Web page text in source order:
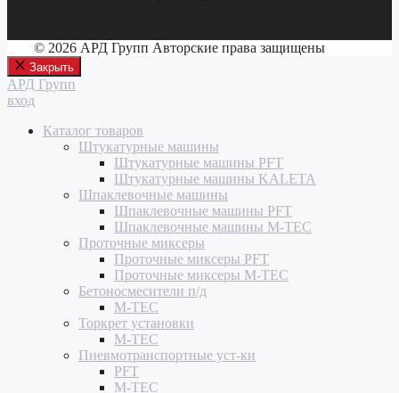
© 2026 АРД Групп Авторские права защищены
Закрыть
АРД Групп
вход
Каталог товаров
Штукатурные машины
Штукатурные машины PFT
Штукатурные машины KALETA
Шпаклевочные машины
Шпаклевочные машины PFT
Шпаклевочные машины M-TEC
Проточные миксеры
Проточные миксеры PFT
Проточные миксеры M-TEC
Бетоносмесители п/д
M-TEC
Торкрет установки
M-TEC
Пневмотранспортные уст-ки
PFT
M-TEC